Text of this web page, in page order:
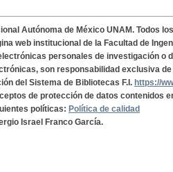
Autónoma de México UNAM. Todos
web institucional de la Facultad de
personales de investigación o
son responsabilidad exclusiva
del Sistema de Bibliotecas F.I. https://
de protección de datos contenidos
políticas: Política de calidad
Israel Franco García.